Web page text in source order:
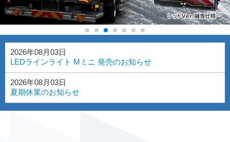
2026年08月03日
LEDラインライト Mミニ 発売のお知らせ
2026年08月03日
夏期休業のお知らせ